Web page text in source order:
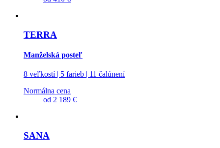
TERRA
Manželská posteľ
8 veľkostí | 5 farieb | 11 čalúnení
Normálna cena
od 2 189 €
SANA